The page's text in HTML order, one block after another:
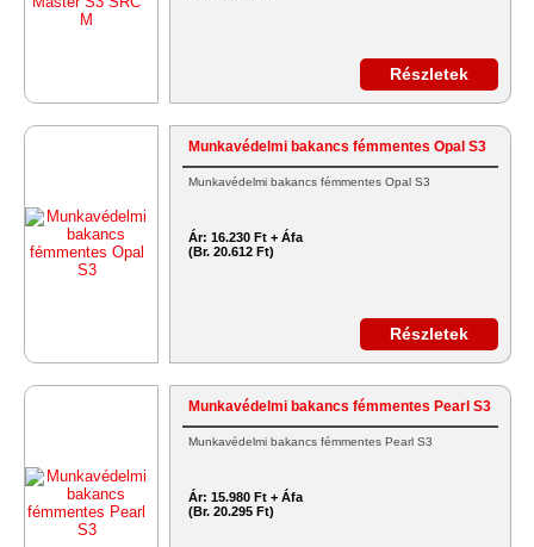
Részletek
Munkavédelmi bakancs fémmentes Opal S3
Munkavédelmi bakancs fémmentes Opal S3
Ár: 16.230 Ft + Áfa
(Br. 20.612 Ft)
Részletek
Munkavédelmi bakancs fémmentes Pearl S3
Munkavédelmi bakancs fémmentes Pearl S3
Ár: 15.980 Ft + Áfa
(Br. 20.295 Ft)